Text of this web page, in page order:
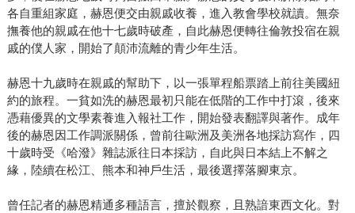
各自重組家庭，赫恩便交由親戚收養，進入教會學校就讀。無奈
撫養他的親戚在他十七歲時破產，自此赫恩便轉往倫敦投宿在親
戚的僕人家，開始了顛沛流離的青少年生活。
赫恩十九歲時在親戚的幫助下，以一張單程船票踏上前往美國紐
約的旅程。一貧如洗的赫恩最初只能在低階的工作中打滾，後來
憑藉優異的文學素養進入報社工作，開始發表翻譯與著作。成年
後的赫恩因工作調派關係，曾前往歐洲及美洲各地採訪寫作，四
十歲時受《哈潑》雜誌派往日本採訪，自此與日本結上不解之
緣，陸續在松江、熊本和神戶生活，最後選擇落腳東京。
曾任記者的赫恩精通多種語言，擅於觀察，且熟諳東西文化。對